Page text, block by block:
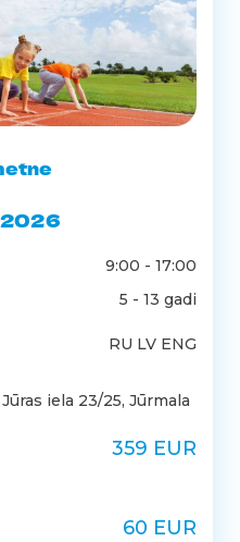
9:00 - 17:00
5 - 13 gadi
RU LV ENG
iela 23/25, Jūrmala
359 EUR
60 EUR